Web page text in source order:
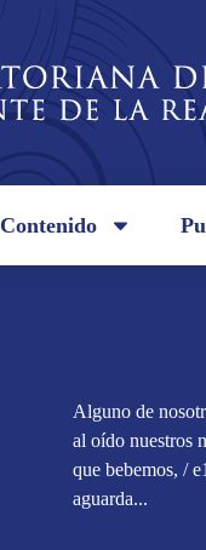
Contenido
Alguno de
al oído nuestros
que bebemos, /
aguarda...